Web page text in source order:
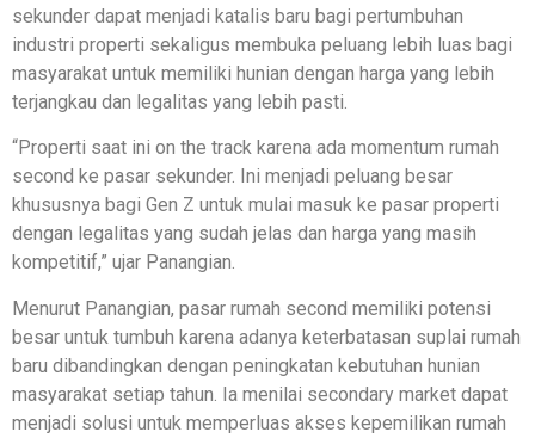
sekunder dapat menjadi katalis baru bagi pertumbuhan
industri properti sekaligus membuka peluang lebih luas bagi
masyarakat untuk memiliki hunian dengan harga yang lebih
terjangkau dan legalitas yang lebih pasti.
“Properti saat ini on the track karena ada momentum rumah
second ke pasar sekunder. Ini menjadi peluang besar
khususnya bagi Gen Z untuk mulai masuk ke pasar properti
dengan legalitas yang sudah jelas dan harga yang masih
kompetitif,” ujar Panangian.
Menurut Panangian, pasar rumah second memiliki potensi
besar untuk tumbuh karena adanya keterbatasan suplai rumah
baru dibandingkan dengan peningkatan kebutuhan hunian
masyarakat setiap tahun. Ia menilai secondary market dapat
menjadi solusi untuk memperluas akses kepemilikan rumah